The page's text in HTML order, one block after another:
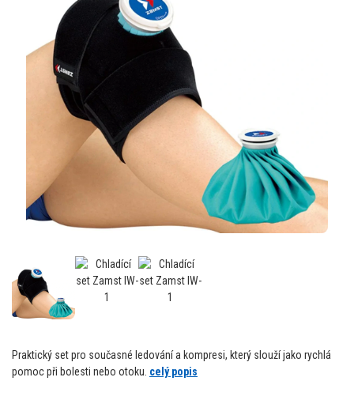
Praktický set pro současné ledování a kompresi, který slouží jako rychlá
pomoc při bolesti nebo otoku. celý popis